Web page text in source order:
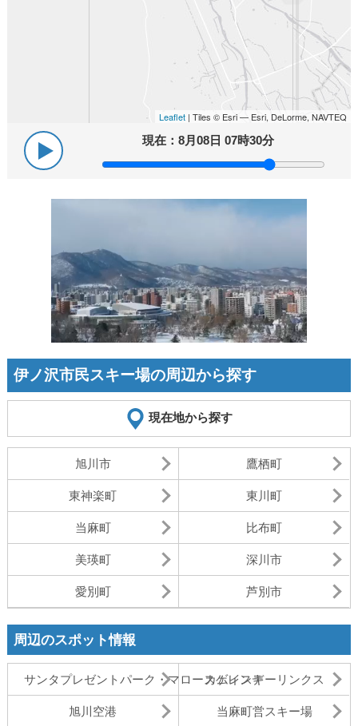
Leaflet | Tiles © Esri — Esri, DeLorme, NAVTEQ
現在：8月08日 07時30分
伊ノ沢市民スキー場の周辺から探す
現在地から探す
旭川市 鷹栖町
東神楽町 東川町
当麻町 比布町
美瑛町 深川市
愛別町 芦別市
周辺のスポット情報
サンタプレゼントパーク・マロースゲレンデカムイスキーリンクス
旭川空港 当麻町営スキー場